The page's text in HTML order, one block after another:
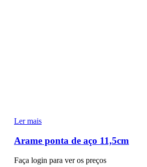
Ler mais
Arame ponta de aço 11,5cm
Faça login para ver os preços